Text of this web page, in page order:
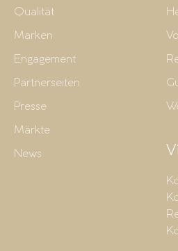
Qualität
Marken
Engagement
Partnerseiten
Presse
Märkte
News